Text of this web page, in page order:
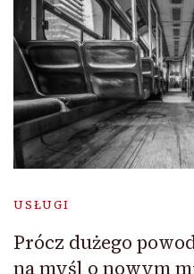
USŁUGI
Prócz dużego
na myśl o nowym